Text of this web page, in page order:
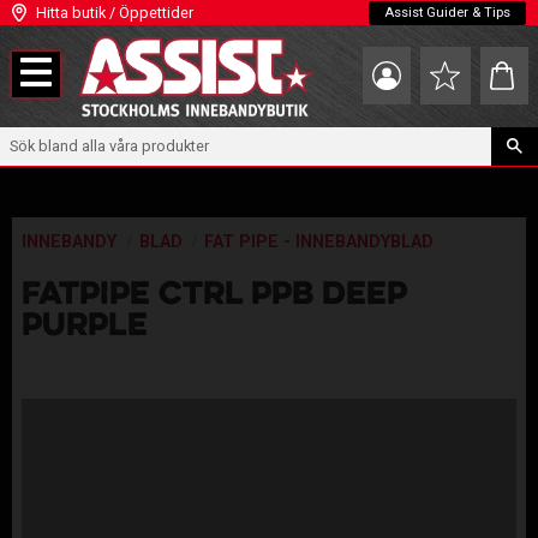
Meny
Hitta butik / Öppettider Assist Guider & Tips
Favoriter
INNEBANDY BLAD FAT PIPE - INNEBANDYBLAD
FATPIPE CTRL PPB DEEP
PURPLE